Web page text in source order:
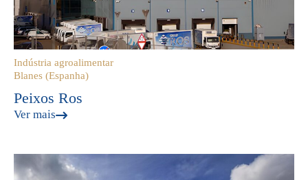
Indústria agroalimentar
Blanes (Espanha)
Peixos Ros
Ver mais